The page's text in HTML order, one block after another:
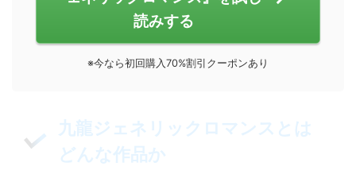
読みする
※今なら初回購入70%割引クーポンあり
九龍ジェネリックロマンスとは
どんな作品か